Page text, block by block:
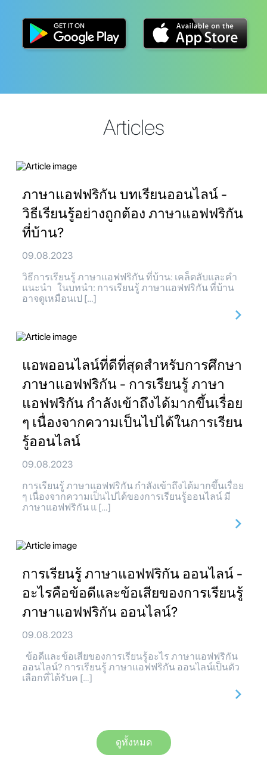
Articles
ภาษาแอฟฟริกัน บทเรียนออนไลน์ -
วิธีเรียนรู้อย่างถูกต้อง ภาษาแอฟฟริกัน
ที่บ้าน?
09.08.2023
วิธีการเรียนรู้ ภาษาแอฟฟริกัน ที่บ้าน: เคล็ดลับและคำ
แนะนำ ในบทนำ: การเรียนรู้ ภาษาแอฟฟริกัน ที่บ้าน
อาจดูเหมือนเป […]
แอพออนไลน์ที่ดีที่สุดสำหรับการศึกษา
ภาษาแอฟฟริกัน - การเรียนรู้ ภาษา
แอฟฟริกัน กำลังเข้าถึงได้มากขึ้นเรื่อย
ๆ เนื่องจากความเป็นไปได้ในการเรียน
รู้ออนไลน์
09.08.2023
การเรียนรู้ ภาษาแอฟฟริกัน กำลังเข้าถึงได้มากขึ้นเรื่อย
ๆ เนื่องจากความเป็นไปได้ของการเรียนรู้ออนไลน์ มี
ภาษาแอฟฟริกัน แ […]
การเรียนรู้ ภาษาแอฟฟริกัน ออนไลน์ -
อะไรคือข้อดีและข้อเสียของการเรียนรู้
ภาษาแอฟฟริกัน ออนไลน์?
09.08.2023
ข้อดีและข้อเสียของการเรียนรู้อะไร ภาษาแอฟฟริกัน
ออนไลน์? การเรียนรู้ ภาษาแอฟฟริกัน ออนไลน์เป็นตัว
เลือกที่ได้รับค […]
ดูทั้งหมด